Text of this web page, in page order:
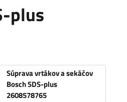
plus
Súprava vrtákov a sekáčov
Bosch SDS-plus
2608578765